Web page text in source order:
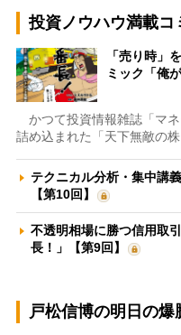
投資ノウハウ満載コ
「売り時」
ミック「俺
かつて投資情報雑誌「マ
詰め込まれた「天下無敵の
テクニカル分析・集中講
【第10回】
不透明相場に勝つ信用取
長！」【第9回】
戸松信博の明日の爆